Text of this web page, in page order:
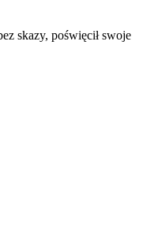
skazy, poświęcił swoje